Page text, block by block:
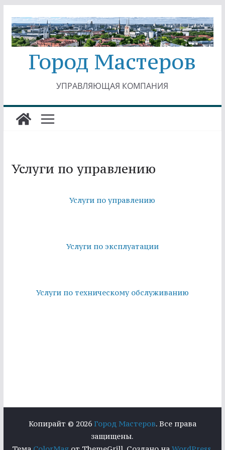
содержимому
Город Мастеров
УПРАВЛЯЮЩАЯ КОМПАНИЯ
Услуги по управлению
Услуги по управлению
Услуги по эксплуатации
Услуги по техническому обслуживанию
Копирайт © 2026 Город Мастеров. Все права
защищены.